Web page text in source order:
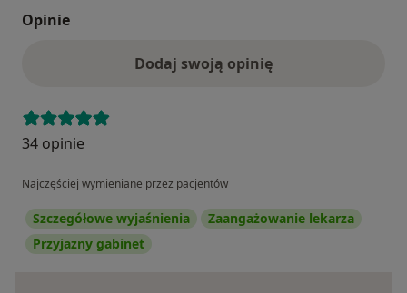
Opinie
Dodaj swoją opinię
34 opinie
Najczęściej wymieniane przez pacjentów
Szczegółowe wyjaśnienia
Zaangażowanie lekarza
Przyjazny gabinet